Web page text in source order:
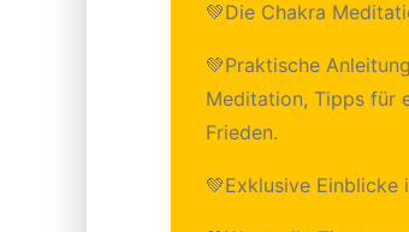
💚Die Chakra
💚Praktische
Meditation, Tipps für
Frieden.
💚Exklusive Einblicke